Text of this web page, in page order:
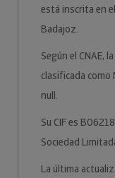
está inscrita en
Badajoz.
Según el CNAE,
clasificada como
null.
Su CIF es
Sociedad
La última